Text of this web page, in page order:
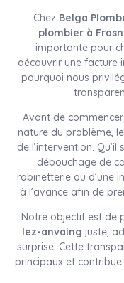
Chez Belga
plombier à
importante pour
découvrir une facture
pourquoi nous
Avant de
nature du problème,
de l’intervention. Qu’il
débouchage de
robinetterie ou d’une
à l’avance afin de
Notre objectif est de
lez-anvaing juste,
surprise. Cette
principaux et